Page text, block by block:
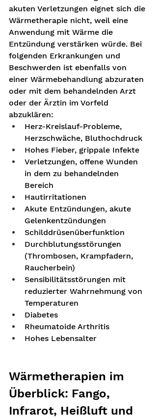
akuten Verletzungen eignet sich die
Wärmetherapie nicht, weil eine
Anwendung mit Wärme die
Entzündung verstärken würde. Bei
folgenden Erkrankungen und
Beschwerden ist ebenfalls von
einer Wärmebehandlung abzuraten
oder mit dem behandelnden Arzt
oder der Ärztin im Vorfeld
abzuklären:
Herz-Kreislauf-Probleme,
Herzschwäche, Bluthochdruck
Hohes Fieber, grippale Infekte
Verletzungen, offene Wunden
in dem zu behandelnden
Bereich
Hautirritationen
Akute Entzündungen, akute
Gelenkentzündungen
Schilddrüsenüberfunktion
Durchblutungsstörungen
(Thrombosen, Krampfadern,
Raucherbein)
Sensibilitätsstörungen mit
reduzierter Wahrnehmung von
Temperaturen
Diabetes
Rheumatoide Arthritis
Hohes Lebensalter
Wärmetherapien im
Überblick: Fango,
Infrarot, Heißluft und